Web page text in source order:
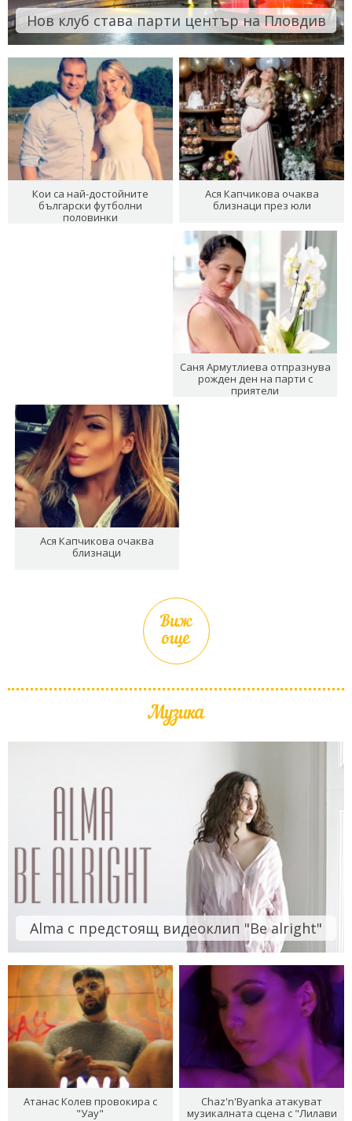
Нов клуб става парти център на Пловдив
Кои са най-достойните
български футболни
половинки
Ася Капчикова очаква
близнаци през юли
Саня Армутлиева отпразнува
рожден ден на парти с
приятели
Ася Капчикова очаква
близнаци
Виж
още
Музика
Alma с предстоящ видеоклип "Be alright"
Атанас Колев провокира с
"Уау"
Chaz'n'Byanka атакуват
музикалната сцена с "Лилави